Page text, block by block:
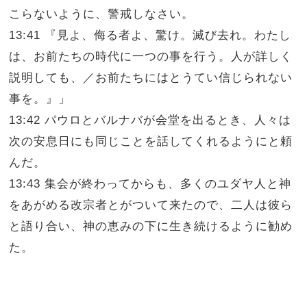
こらないように、警戒しなさい。
13:41 『見よ、侮る者よ、驚け。滅び去れ。わたし
は、お前たちの時代に一つの事を行う。人が詳しく
説明しても、／お前たちにはとうてい信じられない
事を。』」
13:42 パウロとバルナバが会堂を出るとき、人々は
次の安息日にも同じことを話してくれるようにと頼
んだ。
13:43 集会が終わってからも、多くのユダヤ人と神
をあがめる改宗者とがついて来たので、二人は彼ら
と語り合い、神の恵みの下に生き続けるように勧め
た。